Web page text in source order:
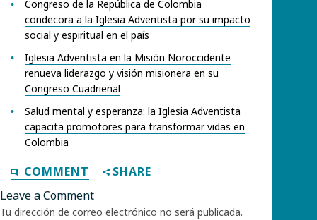
Congreso de la República de Colombia
condecora a la Iglesia Adventista por su impacto
social y espiritual en el país
Iglesia Adventista en la Misión Noroccidente
renueva liderazgo y visión misionera en su
Congreso Cuadrienal
Salud mental y esperanza: la Iglesia Adventista
capacita promotores para transformar vidas en
Colombia
COMMENT
SHARE
Leave a Comment
Tu dirección de correo electrónico no será publicada.